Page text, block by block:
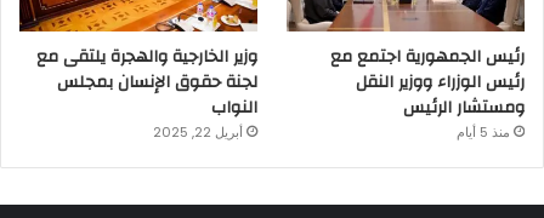
رئيس الجمهورية اجتمع مع
رئيس الوزراء ووزير النقل
ومستشار الرئيس
منذ 5 أيام
وزير الخارجية والهجرة يلتقى مع
لجنة حقوق الإنسان بمجلس
النواب
أبريل 22, 2025